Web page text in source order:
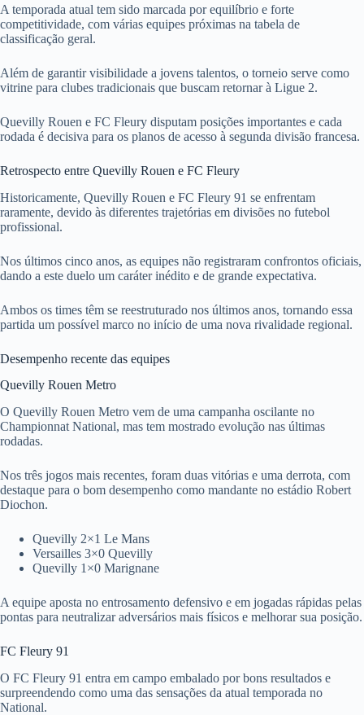
A temporada atual tem sido marcada por equilíbrio e forte
competitividade, com várias equipes próximas na tabela de
classificação geral.
Além de garantir visibilidade a jovens talentos, o torneio serve como
vitrine para clubes tradicionais que buscam retornar à Ligue 2.
Quevilly Rouen e FC Fleury disputam posições importantes e cada
rodada é decisiva para os planos de acesso à segunda divisão francesa.
Retrospecto entre Quevilly Rouen e FC Fleury
Historicamente, Quevilly Rouen e FC Fleury 91 se enfrentam
raramente, devido às diferentes trajetórias em divisões no futebol
profissional.
Nos últimos cinco anos, as equipes não registraram confrontos oficiais,
dando a este duelo um caráter inédito e de grande expectativa.
Ambos os times têm se reestruturado nos últimos anos, tornando essa
partida um possível marco no início de uma nova rivalidade regional.
Desempenho recente das equipes
Quevilly Rouen Metro
O Quevilly Rouen Metro vem de uma campanha oscilante no
Championnat National, mas tem mostrado evolução nas últimas
rodadas.
Nos três jogos mais recentes, foram duas vitórias e uma derrota, com
destaque para o bom desempenho como mandante no estádio Robert
Diochon.
Quevilly 2×1 Le Mans
Versailles 3×0 Quevilly
Quevilly 1×0 Marignane
A equipe aposta no entrosamento defensivo e em jogadas rápidas pelas
pontas para neutralizar adversários mais físicos e melhorar sua posição.
FC Fleury 91
O FC Fleury 91 entra em campo embalado por bons resultados e
surpreendendo como uma das sensações da atual temporada no
National.